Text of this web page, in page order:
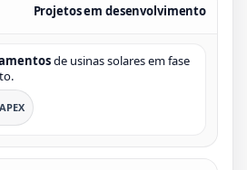
Projetos em desenvolvimento
de usinas solares em fase